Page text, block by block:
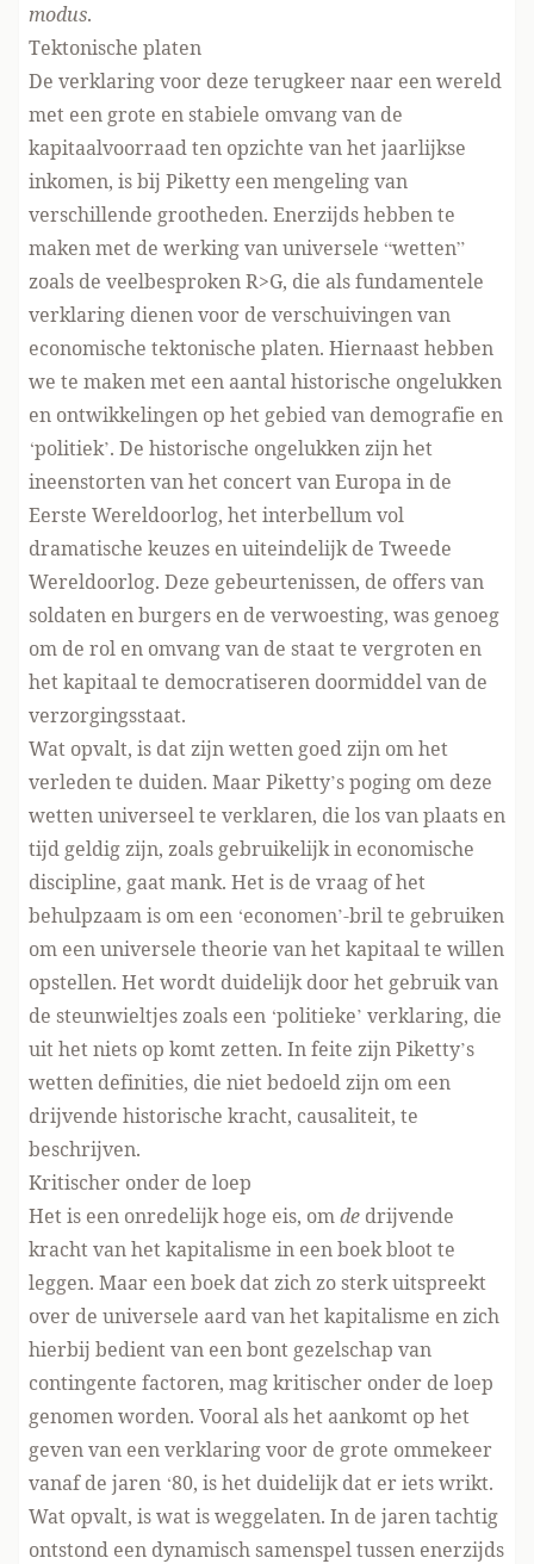
modus.
Tektonische platen
De verklaring voor deze terugkeer naar een wereld
met een grote en stabiele omvang van de
kapitaalvoorraad ten opzichte van het jaarlijkse
inkomen, is bij Piketty een mengeling van
verschillende grootheden. Enerzijds hebben te
maken met de werking van universele “wetten”
zoals de veelbesproken R>G, die als fundamentele
verklaring dienen voor de verschuivingen van
economische tektonische platen. Hiernaast hebben
we te maken met een aantal historische ongelukken
en ontwikkelingen op het gebied van demografie en
‘politiek’. De historische ongelukken zijn het
ineenstorten van het concert van Europa in de
Eerste Wereldoorlog, het interbellum vol
dramatische keuzes en uiteindelijk de Tweede
Wereldoorlog. Deze gebeurtenissen, de offers van
soldaten en burgers en de verwoesting, was genoeg
om de rol en omvang van de staat te vergroten en
het kapitaal te democratiseren doormiddel van de
verzorgingsstaat.
Wat opvalt, is dat zijn wetten goed zijn om het
verleden te duiden. Maar Piketty’s poging om deze
wetten universeel te verklaren, die los van plaats en
tijd geldig zijn, zoals gebruikelijk in economische
discipline, gaat mank. Het is de vraag of het
behulpzaam is om een ‘economen’-bril te gebruiken
om een universele theorie van het kapitaal te willen
opstellen. Het wordt duidelijk door het gebruik van
de steunwieltjes zoals een ‘politieke’ verklaring, die
uit het niets op komt zetten. In feite zijn Piketty’s
wetten definities, die niet bedoeld zijn om een
drijvende historische kracht, causaliteit, te
beschrijven.
Kritischer onder de loep
Het is een onredelijk hoge eis, omde drijvende
kracht van het kapitalisme in een boek bloot te
leggen. Maar een boek dat zich zo sterk uitspreekt
over de universele aard van het kapitalisme en zich
hierbij bedient van een bont gezelschap van
contingente factoren, mag kritischer onder de loep
genomen worden. Vooral als het aankomt op het
geven van een verklaring voor de grote ommekeer
vanaf de jaren ‘80, is het duidelijk dat er iets wrikt.
Wat opvalt, is wat is weggelaten. In de jaren tachtig
ontstond een dynamisch samenspel tussen enerzijds